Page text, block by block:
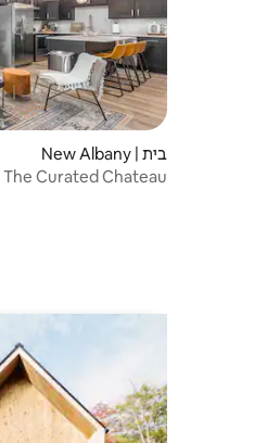
בית | New Albany